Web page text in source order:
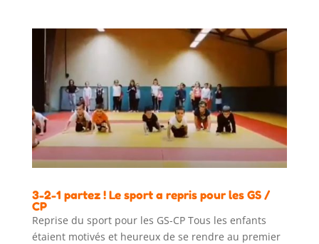
3-2-1 partez ! Le sport a repris pour les GS /
CP
Reprise du sport pour les GS-CP Tous les enfants
étaient motivés et heureux de se rendre au premier